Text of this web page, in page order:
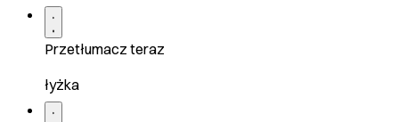
Przetłumacz teraz
łyżka